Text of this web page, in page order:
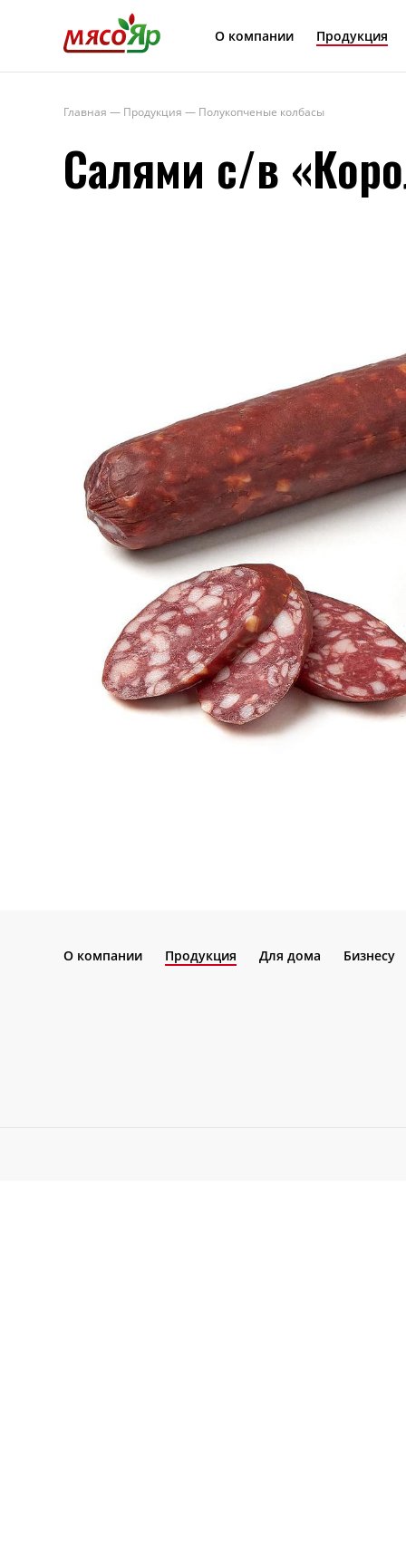
О компании Продукция
Главная — Продукция — Полукопченые колбасы
Салями с/в
О компании Продукция Для дома Бизнесу